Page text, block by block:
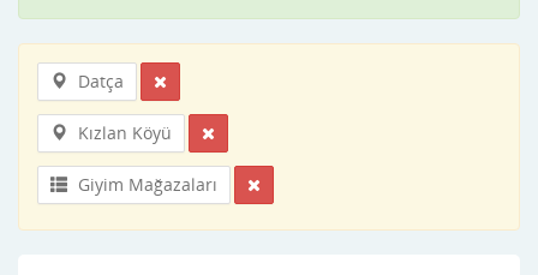
Datça
Kızlan Köyü
Giyim Mağazaları